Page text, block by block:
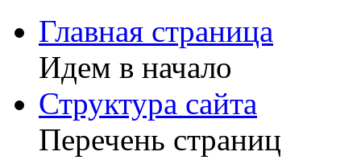
Главная страница
Идем в начало
Структура сайта
Перечень страниц